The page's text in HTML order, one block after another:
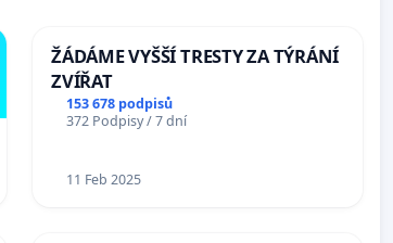
ŽÁDÁME VYŠŠÍ TRESTY ZA TÝRÁNÍ
ZVÍŘAT
153 678 podpisů
372 Podpisy / 7 dní
11 Feb 2025